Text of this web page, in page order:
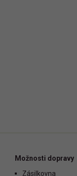
Možnosti dopravy
Zásilkovna